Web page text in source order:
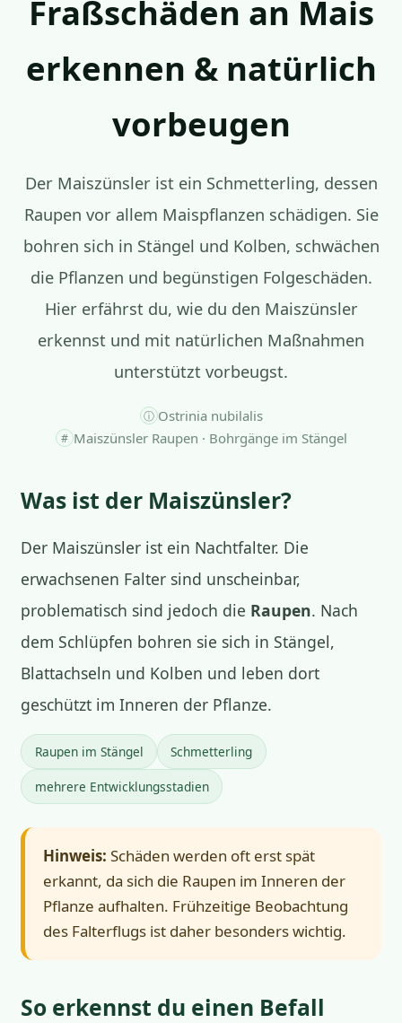
Fraßschäden an Mais
erkennen & natürlich
vorbeugen
Der Maiszünsler ist ein Schmetterling, dessen
Raupen vor allem Maispflanzen schädigen. Sie
bohren sich in Stängel und Kolben, schwächen
die Pflanzen und begünstigen Folgeschäden.
Hier erfährst du, wie du den Maiszünsler
erkennst und mit natürlichen Maßnahmen
unterstützt vorbeugst.
ⓘ Ostrinia nubilalis
# Maiszünsler Raupen · Bohrgänge im Stängel
Was ist der Maiszünsler?
Der Maiszünsler ist ein Nachtfalter. Die
erwachsenen Falter sind unscheinbar,
problematisch sind jedoch die Raupen. Nach
dem Schlüpfen bohren sie sich in Stängel,
Blattachseln und Kolben und leben dort
geschützt im Inneren der Pflanze.
Raupen im Stängel Schmetterling
mehrere Entwicklungsstadien
Hinweis: Schäden werden oft erst spät
erkannt, da sich die Raupen im Inneren der
Pflanze aufhalten. Frühzeitige Beobachtung
des Falterflugs ist daher besonders wichtig.
So erkennst du einen Befall